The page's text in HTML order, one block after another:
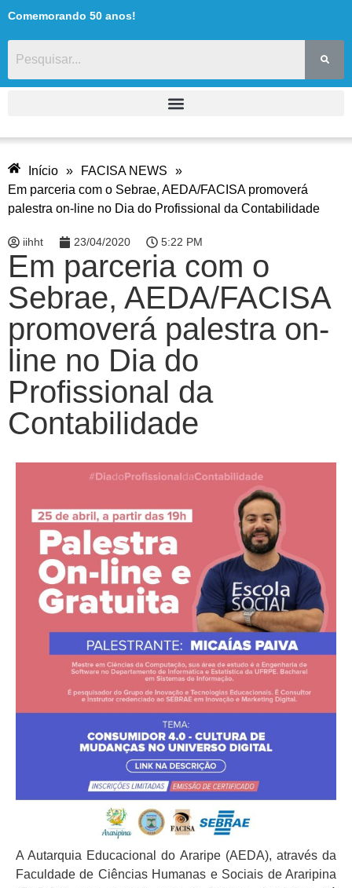
Comemorando 50 anos!
Início » FACISA NEWS
»
Em parceria com o Sebrae, AEDA/FACISA promoverá
palestra on-line no Dia do Profissional da Contabilidade
iihht 23/04/2020 5:22 PM
Em parceria com o
Sebrae, AEDA/FACISA
promoverá palestra on-
line no Dia do
Profissional da
Contabilidade
A Autarquia Educacional do Araripe (AEDA), através da
Faculdade de Ciências Humanas e Sociais de Araripina